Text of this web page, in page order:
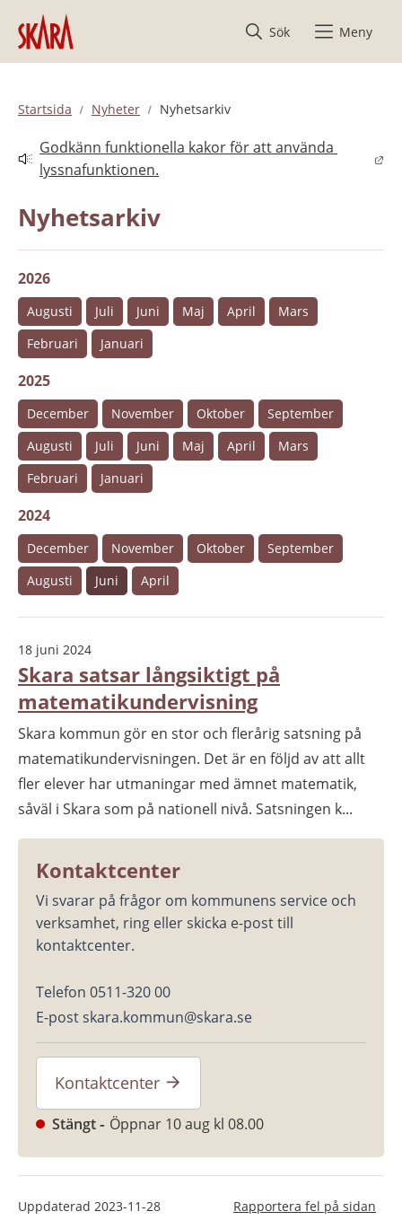
Hoppa till innehåll
Sök
Meny
Startsida Nyheter Nyhetsarkiv
Godkänn funktionella kakor för att använda
lyssnafunktionen.
Länk till annan webbplats.
Nyhetsarkiv
2026
Augusti Juli Juni Maj April
Mars
Februari
Januari
2025
December November Oktober
September
Augusti
Juli Juni Maj April
Mars
Februari
Januari
2024
December November Oktober
September
Augusti
Juni April
18 juni 2024
Skara satsar långsiktigt på
matematikundervisning
Skara kommun gör en stor och flerårig satsning på
matematikundervisningen. Det är en följd av att allt
fler elever har utmaningar med ämnet matematik,
såväl i Skara som på nationell nivå. Satsningen k...
Kontaktcenter
Vi svarar på frågor om kommunens service och
verksamhet, ring eller skicka e-post till
kontaktcenter.
Telefon 0511-320 00
E-post skara.kommun@skara.se
Kontaktcenter
Stängt Öppnar 10 aug kl 08.00
Uppdaterad 2023-11-28 Rapportera fel på sidan